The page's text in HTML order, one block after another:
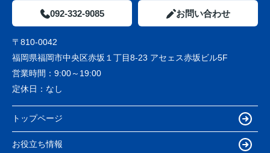
092-332-9085 お問い合わせ
〒810-0042
福岡県福岡市中央区赤坂１丁目8-23 アセェス赤坂ビル5F
営業時間： 9:00～19:00
定休日： なし
トップページ
お役立ち情報